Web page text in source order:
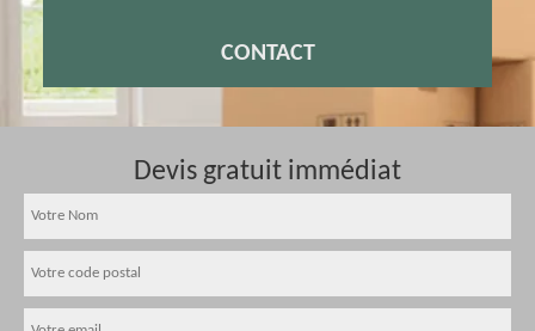
CONTACT
Devis gratuit immédiat